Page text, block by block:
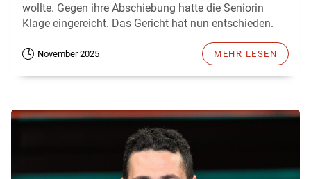
wollte. Gegen ihre Abschiebung hatte die Seniorin
Klage eingereicht. Das Gericht hat nun entschieden.
November 2025 MEHR LESEN